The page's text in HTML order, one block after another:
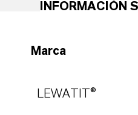
INFORMACIÓN
Marca
LEWATIT®